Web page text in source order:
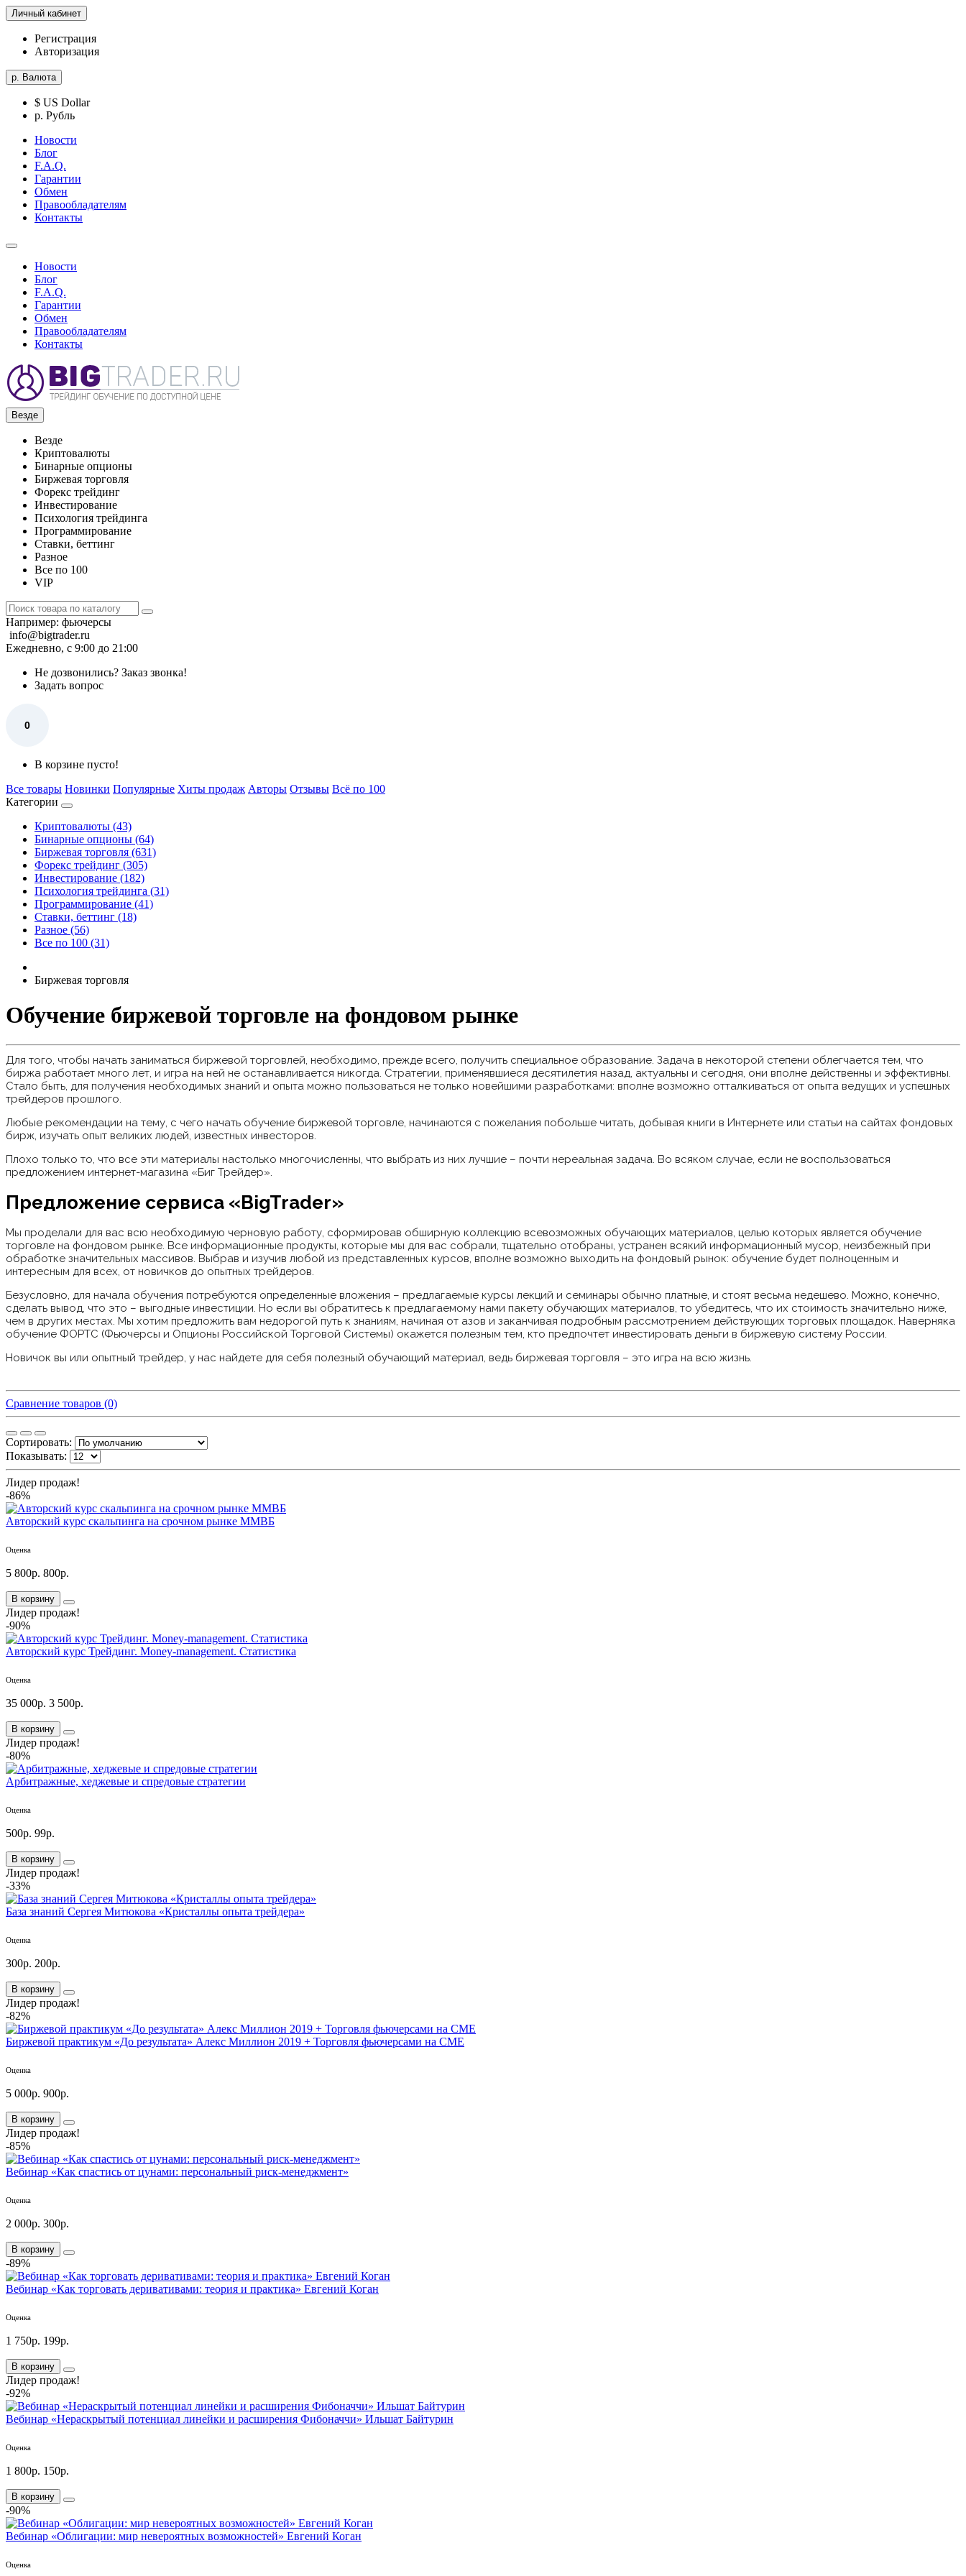
Личный кабинет
Регистрация
Авторизация
р. Валюта
$ US Dollar
р. Рубль
Новости
Блог
F.A.Q.
Гарантии
Обмен
Правообладателям
Контакты
Новости
Блог
F.A.Q.
Гарантии
Обмен
Правообладателям
Контакты
Везде
Везде
Криптовалюты
Бинарные опционы
Биржевая торговля
Форекс трейдинг
Инвестирование
Психология трейдинга
Программирование
Ставки, беттинг
Разное
Все по 100
VIP
Например: фьючерсы
info@bigtrader.ru
Ежедневно, с 9:00 до 21:00
Не дозвонились? Заказ звонка!
Задать вопрос
0
В корзине пусто!
Все товары Новинки Популярные Хиты продаж Авторы Отзывы Всё по 100
Категории
Криптовалюты (43)
Бинарные опционы (64)
Биржевая торговля (631)
Форекс трейдинг (305)
Инвестирование (182)
Психология трейдинга (31)
Программирование (41)
Ставки, беттинг (18)
Разное (56)
Все по 100 (31)
Биржевая торговля
Обучение биржевой торговле на фондовом рынке
Для того, чтобы начать заниматься биржевой торговлей, необходимо, прежде всего, получить специальное образование. Задача в некоторой степени облегчается тем, что
биржа работает много лет, и игра на ней не останавливается никогда. Стратегии, применявшиеся десятилетия назад, актуальны и сегодня, они вполне действенны и эффективны.
Стало быть, для получения необходимых знаний и опыта можно пользоваться не только новейшими разработками: вполне возможно отталкиваться от опыта ведущих и успешных
трейдеров прошлого.
Любые рекомендации на тему, с чего начать обучение биржевой торговле, начинаются с пожелания побольше читать, добывая книги в Интернете или статьи на сайтах фондовых
бирж, изучать опыт великих людей, известных инвесторов.
Плохо только то, что все эти материалы настолько многочисленны, что выбрать из них лучшие – почти нереальная задача. Во всяком случае, если не воспользоваться
предложением интернет-магазина «Биг Трейдер».
Предложение сервиса «BigTrader»
Мы проделали для вас всю необходимую черновую работу, сформировав обширную коллекцию всевозможных обучающих материалов, целью которых является обучение
торговле на фондовом рынке. Все информационные продукты, которые мы для вас собрали, тщательно отобраны, устранен всякий информационный мусор, неизбежный при
обработке значительных массивов. Выбрав и изучив любой из представленных курсов, вполне возможно выходить на фондовый рынок: обучение будет полноценным и
интересным для всех, от новичков до опытных трейдеров.
Безусловно, для начала обучения потребуются определенные вложения – предлагаемые курсы лекций и семинары обычно платные, и стоят весьма недешево. Можно, конечно,
сделать вывод, что это – выгодные инвестиции. Но если вы обратитесь к предлагаемому нами пакету обучающих материалов, то убедитесь, что их стоимость значительно ниже,
чем в других местах. Мы хотим предложить вам недорогой путь к знаниям, начиная от азов и заканчивая подробным рассмотрением действующих торговых площадок. Наверняка
обучение ФОРТС (Фьючерсы и Опционы Российской Торговой Системы) окажется полезным тем, кто предпочтет инвестировать деньги в биржевую систему России.
Новичок вы или опытный трейдер, у нас найдете для себя полезный обучающий материал, ведь биржевая торговля – это игра на всю жизнь.
Сравнение товаров (0)
Сортировать:
Показывать:
Лидер продаж!
-86%
Авторский курс скальпинга на срочном рынке ММВБ
Оценка
5 800р. 800р.
В корзину
Лидер продаж!
-90%
Авторский курс Трейдинг. Money-management. Статистика
Оценка
35 000р. 3 500р.
В корзину
Лидер продаж!
-80%
Арбитражные, хеджевые и спредовые стратегии
Оценка
500р. 99р.
В корзину
Лидер продаж!
-33%
База знаний Сергея Митюкова «Кристаллы опыта трейдера»
Оценка
300р. 200р.
В корзину
Лидер продаж!
-82%
Биржевой практикум «До результата» Алекс Миллион 2019 + Торговля фьючерсами на СМЕ
Оценка
5 000р. 900р.
В корзину
Лидер продаж!
-85%
Вебинар «Как спастись от цунами: персональный риск-менеджмент»
Оценка
2 000р. 300р.
В корзину
-89%
Вебинар «Как торговать деривативами: теория и практика» Евгений Коган
Оценка
1 750р. 199р.
В корзину
Лидер продаж!
-92%
Вебинар «Нераскрытый потенциал линейки и расширения Фибоначчи» Ильшат Байтурин
Оценка
1 800р. 150р.
В корзину
-90%
Вебинар «Облигации: мир невероятных возможностей» Евгений Коган
Оценка